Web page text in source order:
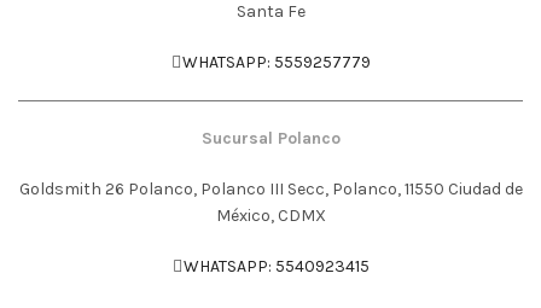
Santa Fe
WHATSAPP: 5559257779
Sucursal Polanco
Goldsmith 26 Polanco, Polanco III Secc, Polanco, 11550 Ciudad de
México, CDMX
WHATSAPP: 5540923415